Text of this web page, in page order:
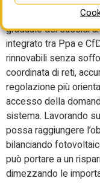
Nel medio-lungo
graduale dei sussidi
integrato tra Ppa e
rinnovabili senza
coordinata di reti,
regolazione più
accesso della
sistema. Lavorando
possa raggiungere
bilanciando
può portare a un
dimezzando le